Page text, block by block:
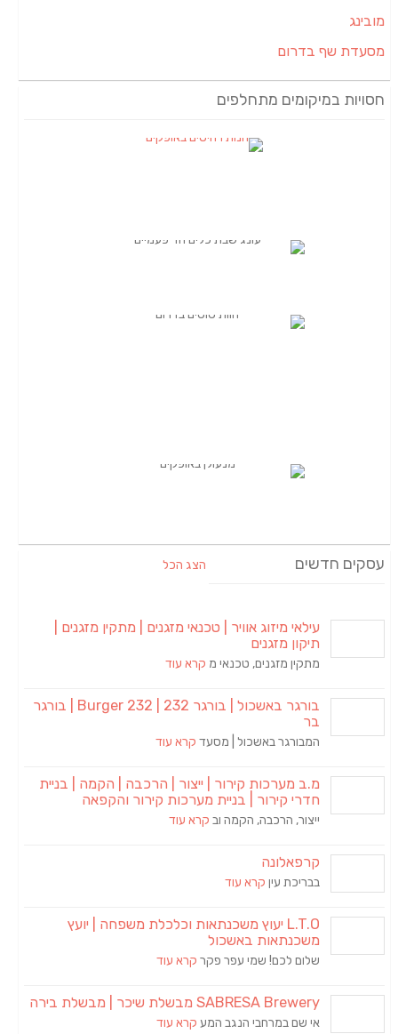
מובינג
מסעדת שף בדרום
חסויות במיקומים מתחלפים
עסקים חדשים הצג הכל
עילאי מיזוג אוויר | טכנאי מזגנים | מתקין מזגנים |
תיקון מזגנים
מתקין מזגנים, טכנאי מ קרא עוד
בורגר באשכול | בורגר 232 | Burger 232 | בורגר
בר
המבורגר באשכול | מסעד קרא עוד
מ.ב מערכות קירור | ייצור | הרכבה | הקמה | בניית
חדרי קירור | בניית מערכות קירור והקפאה
ייצור, הרכבה, הקמה וב קרא עוד
קרפאלונה
בבריכת עין קרא עוד
L.T.O יעוץ משכנתאות וכלכלת משפחה | יועץ
משכנתאות באשכול
שלום לכם! שמי עפר פקר קרא עוד
SABRESA Brewery מבשלת שיכר | מבשלת בירה
אי שם במרחבי הנגב המע קרא עוד